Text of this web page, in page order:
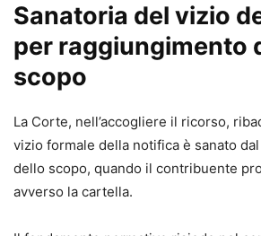
Sanatoria del vizio
per raggiungimento
scopo
La Corte, nell’accogliere il ricorso,
vizio formale della notifica è sanato
dello scopo, quando il contribuente
avverso la cartella.